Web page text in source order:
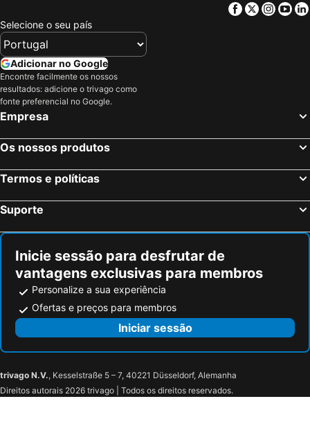
Facebook
Twitter
Selecione o seu país
Adicionar no Google
Encontre facilmente os nossos
resultados: adicione o trivago como
fonte preferencial no Google.
Empresa
Os nossos produtos
Termos e políticas
Suporte
Inicie sessão para desfrutar de
vantagens exclusivas para membros
Personalize a sua experiência
Ofertas e preços para membros
Iniciar sessão
trivago N.V., Kesselstraße 5 – 7, 40221 Düsseldorf, Alemanha
Direitos autorais 2026 trivago | Todos os direitos reservados.